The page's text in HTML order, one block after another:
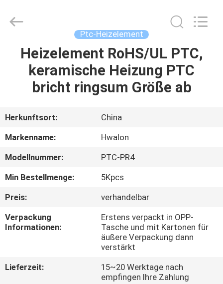
HEIM
PRODUKTE
ÜBER
UNS
WERKSBESICHTIGUNG
QUALITÄTSKONTROLLE
KONTAKTIEREN
UNS
Reserved.
Ptc-Heizelement
Heizelement RoHS/UL PTC,
keramische Heizung PTC
bricht ringsum Größe ab
Herkunftsort:
China
Markenname:
Hwalon
Modellnummer:
PTC-PR4
Min Bestellmenge:
5Kpcs
Preis:
verhandelbar
Verpackung
Informationen:
Erstens verpackt in OPP-
Tasche und mit Kartonen für
äußere Verpackung dann
verstärkt
Lieferzeit:
15~20 Werktage nach
empfingen Ihre Zahlung